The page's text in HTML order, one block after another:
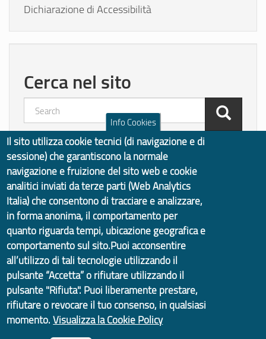
Dichiarazione di Accessibilità
Cerca nel sito
Search
Quanto sono chiare le
informazioni su questa
pagina?
Vota il servizio!
Info Cookies
Il sito utilizza cookie tecnici (di navigazione e di
sessione) che garantiscono la normale
navigazione e fruizione del sito web e cookie
analitici inviati da terze parti (Web Analytics
Italia) che consentono di tracciare e analizzare,
in forma anonima, il comportamento per
quanto riguarda tempi, ubicazione geografica e
comportamento sul sito.Puoi acconsentire
all’utilizzo di tali tecnologie utilizzando il
pulsante “Accetta” o rifiutare utilizzando il
pulsante "Rifiuta". Puoi liberamente prestare,
rifiutare o revocare il tuo consenso, in qualsiasi
momento. Visualizza la Cookie Policy